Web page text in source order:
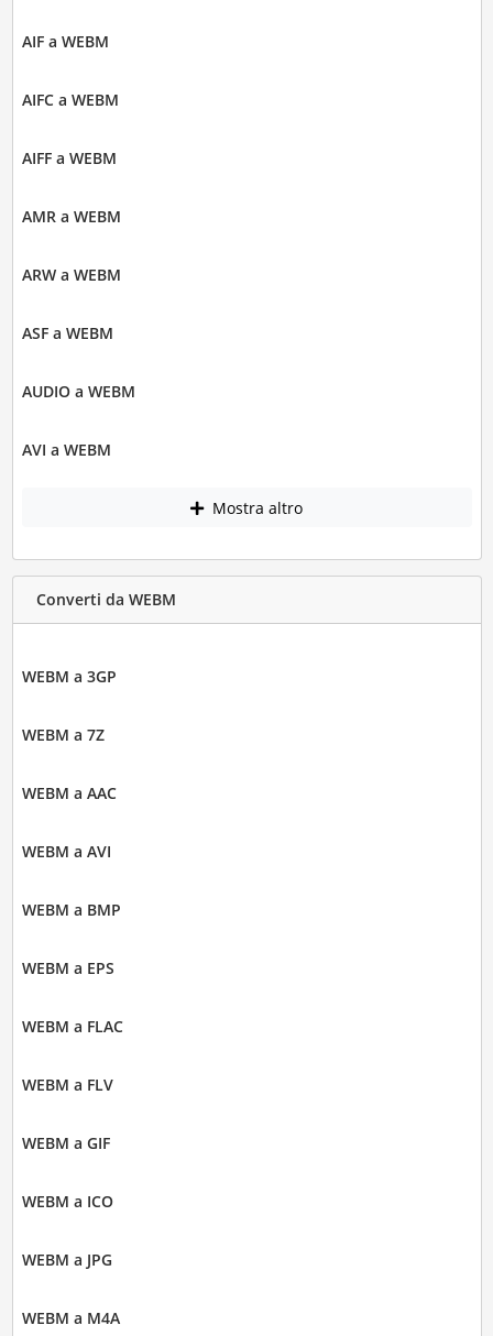
AIF a WEBM
AIFC a WEBM
AIFF a WEBM
AMR a WEBM
ARW a WEBM
ASF a WEBM
AUDIO a WEBM
AVI a WEBM
Mostra altro
Converti da WEBM
WEBM a 3GP
WEBM a 7Z
WEBM a AAC
WEBM a AVI
WEBM a BMP
WEBM a EPS
WEBM a FLAC
WEBM a FLV
WEBM a GIF
WEBM a ICO
WEBM a JPG
WEBM a M4A